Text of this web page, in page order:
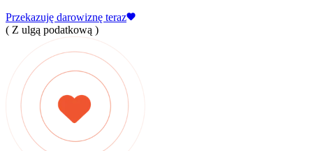
Przekazuję darowiznę teraz
( Z ulgą podatkową )